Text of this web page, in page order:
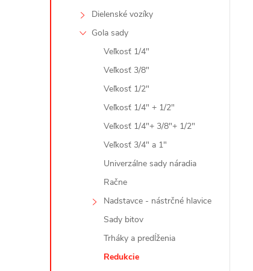
Dielenské vozíky
Gola sady
Veľkosť 1/4"
Veľkosť 3/8"
Veľkosť 1/2"
Veľkosť 1/4" + 1/2"
Veľkosť 1/4"+ 3/8"+ 1/2"
Veľkosť 3/4" a 1"
Univerzálne sady náradia
Račne
Nadstavce - nástrčné hlavice
Sady bitov
Trháky a predĺženia
Redukcie